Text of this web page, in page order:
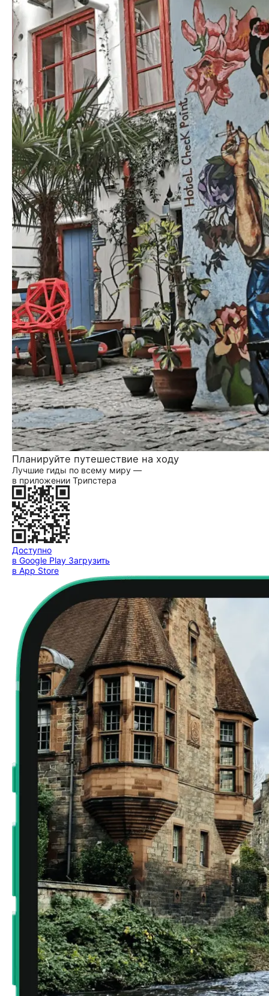
Планируйте путешествие на ходу
Лучшие гиды по всему миру —
в приложении Трипстера
Доступно
в Google Play Загрузить
в App Store